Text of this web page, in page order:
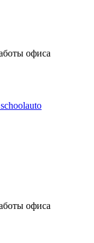
офиса
офиса